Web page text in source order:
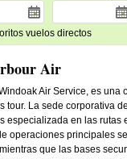
vuelos directos
Air
Air Service, es
tour. La sede corporativa
especializada en las rutas
operaciones principales
que las bases